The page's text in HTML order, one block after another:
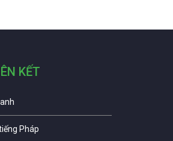
KẾT
Pháp